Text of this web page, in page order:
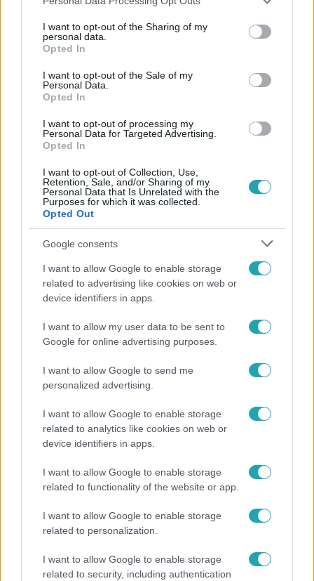
not limited to your visit or usage behaviour. You may click to
grant or deny consent to Google and its third-party tags to
use your data for below specified purposes in below Google
consent section.
I want to opt-out of the Sharing of my
personal data.
Opted In
I want to opt-out of the Sale of my
Personal Data.
Opted In
I want to opt-out of processing my
Personal Data for Targeted Advertising.
Opted In
I want to opt-out of Collection, Use,
Retention, Sale, and/or Sharing of my
Personal Data that Is Unrelated with the
Purposes for which it was collected.
Opted Out
Google consents
I want to allow Google to enable storage
related to advertising like cookies on web or
device identifiers in apps.
I want to allow my user data to be sent to
Google for online advertising purposes.
I want to allow Google to send me
personalized advertising.
I want to allow Google to enable storage
related to analytics like cookies on web or
device identifiers in apps.
I want to allow Google to enable storage
related to functionality of the website or app.
I want to allow Google to enable storage
related to personalization.
I want to allow Google to enable storage
related to security, including authentication
Népszerű
elbúcsúzott Az álommeló győztesétől
korlátozások miatt panaszkodnak a